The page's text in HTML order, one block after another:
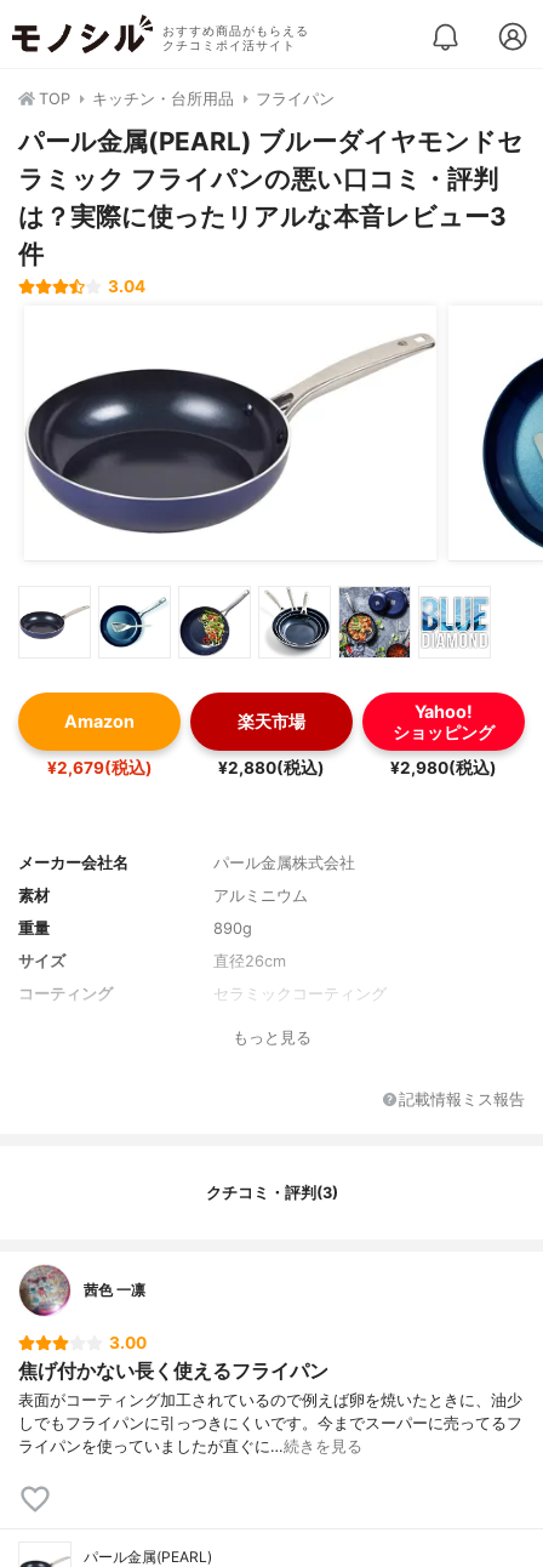
おすすめ商品がもらえる
クチコミポイ活サイト
TOP キッチン・台所用品 フライパン
パール金属(PEARL) ブルーダイヤモンドセ
ラミック フライパンの悪い口コミ・評判
は？実際に使ったリアルな本音レビュー3
件
3.04
Amazon
¥2,679(税込)
楽天市場
¥2,880(税込)
Yahoo!
ショッピング
¥2,980(税込)
メーカー会社名
パール金属株式会社
素材
アルミニウム
重量
890g
サイズ
直径26cm
コーティング
セラミックコーティング
もっと見る
記載情報ミス報告
クチコミ・評判(3)
茜色 一凛
3.00
焦げ付かない長く使えるフライパン
表面がコーティング加工されているので例えば卵を焼いたときに、油少
しでもフライパンに引っつきにくいです。今までスーパーに売ってるフ
ライパンを使っていましたが直ぐに…続きを見る
パール金属(PEARL)